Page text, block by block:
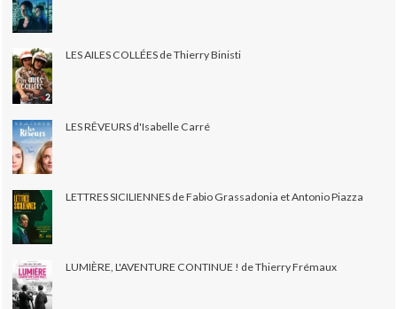
LES AILES COLLÉES de Thierry Binisti
LES RÊVEURS d'Isabelle Carré
LETTRES SICILIENNES de Fabio Grassadonia et Antonio Piazza
LUMIÈRE, L'AVENTURE CONTINUE ! de Thierry Frémaux